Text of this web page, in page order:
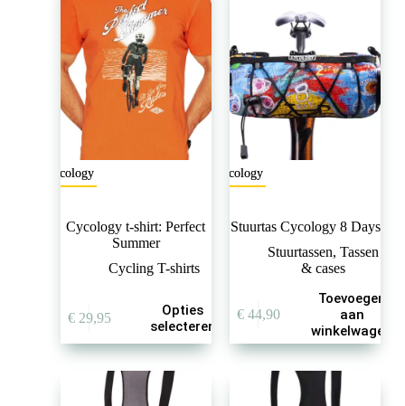
Cycology
Cycology t-shirt: Perfect
Summer
Cycling T-shirts
€29,95
Opties
selecteren
product
meerdere
Cycology
Stuurtas Cycology 8 Days
Stuurtassen,Tassen
& cases
€44,90
Toevoegen
aan
winkelwagen